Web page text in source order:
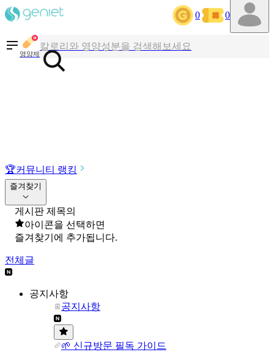
0 0
영양제
칼로리와 영양성분을 검색해보세요
혈당 · 다이어트 음식 검색해보세요
🏆커뮤니티 랭킹
즐겨찾기
게시판 제목의
아이콘을 선택하면
즐겨찾기에 추가됩니다.
전체글
공지사항
공지사항
🌱 신규방문 필독 가이드